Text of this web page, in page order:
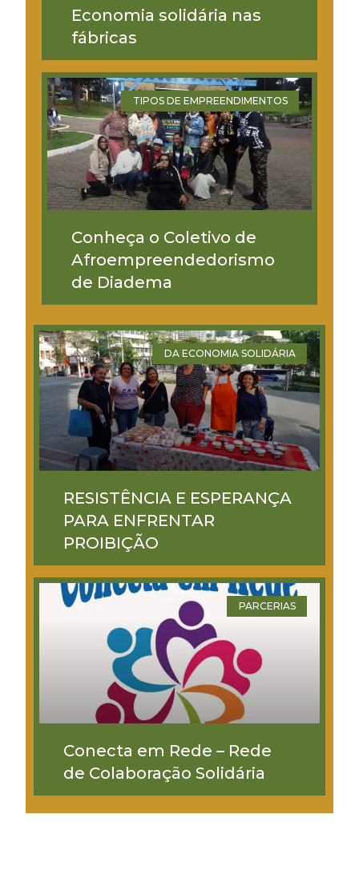
Economia solidária nas
fábricas
TIPOS DE EMPREENDIMENTOS
Conheça o Coletivo de
Afroempreendedorismo
de Diadema
DA ECONOMIA SOLIDÁRIA
RESISTÊNCIA E ESPERANÇA
PARA ENFRENTAR
PROIBIÇÃO
PARCERIAS
Conecta em Rede – Rede
de Colaboração Solidária